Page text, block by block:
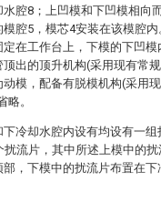
水腔8；上凹模和下凹模相向
腔5，模芯4安装在该模腔
在工作台上，下模的下凹模
出的顶升机构(采用现有常规
动模，配备有脱模机构(采用
略。
冷却水腔内设有均设有一组
扰流片，其中所述上模中的
，下模中的扰流片布置在下